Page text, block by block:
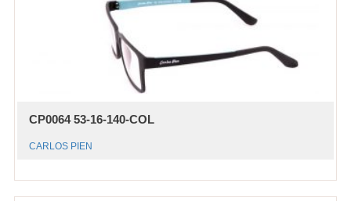
CP0064 53-16-140-COL
CARLOS PIEN